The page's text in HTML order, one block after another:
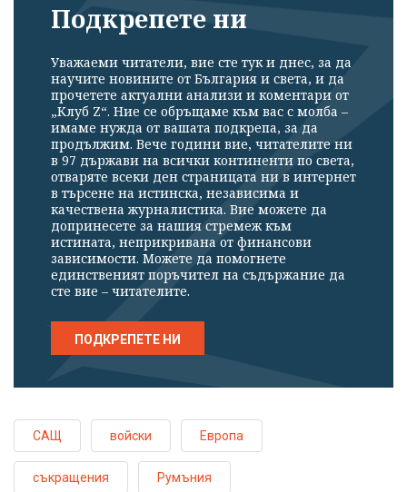
Подкрепете ни
Уважаеми читатели, вие сте тук и днес, за да
научите новините от България и света, и да
прочетете актуални анализи и коментари от
„Клуб Z“. Ние се обръщаме към вас с молба –
имаме нужда от вашата подкрепа, за да
продължим. Вече години вие, читателите ни
в 97 държави на всички континенти по света,
отваряте всеки ден страницата ни в интернет
в търсене на истинска, независима и
качествена журналистика. Вие можете да
допринесете за нашия стремеж към
истината, неприкривана от финансови
зависимости. Можете да помогнете
единственият поръчител на съдържание да
сте вие – читателите.
ПОДКРЕПЕТЕ НИ
САЩ войски Европа
съкращения Румъния